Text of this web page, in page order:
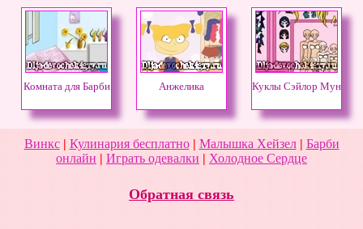
Комната для Барби Анжелика Куклы Сэйлор Мун
Винкс| Кулинария бесплатно| Малышка Хейзел| Барби
онлайн | Играть одевалки | Холодное Сердце
Обратная связь